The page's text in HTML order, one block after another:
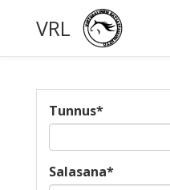
VRL
Tunnus*
Salasana*